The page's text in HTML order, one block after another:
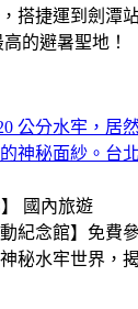
搭捷運到劍潭
的避暑聖地！
公分水牢，居
神秘面紗。台
國內旅遊